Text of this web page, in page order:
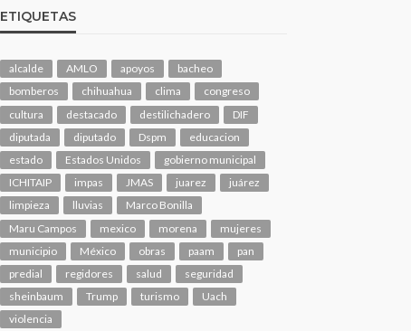
ETIQUETAS
alcalde AMLO apoyos
bacheo
bomberos
chihuahua clima
congreso
cultura
destacado destilichadero
DIF
diputada
diputado Dspm
educacion
estado
Estados Unidos
gobierno municipal
ICHITAIP
impas JMAS juarez
juárez
limpieza
lluvias
Marco Bonilla
Maru Campos
mexico morena
mujeres
municipio
México obras paam
pan
predial
regidores salud
seguridad
sheinbaum
Trump turismo
Uach
violencia